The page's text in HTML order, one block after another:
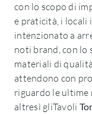
con lo scopo di
e praticità, i locali
intenzionato a
noti brand, con lo
materiali di
attendono con
riguardo le ultime
altresì gliTavoli